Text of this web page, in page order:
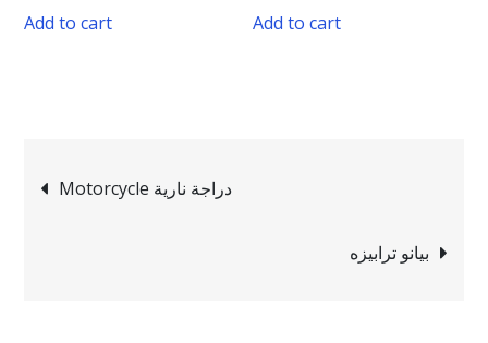
Add to cart Add to cart
Motorcycle دراجة نارية
بيانو ترابيزه